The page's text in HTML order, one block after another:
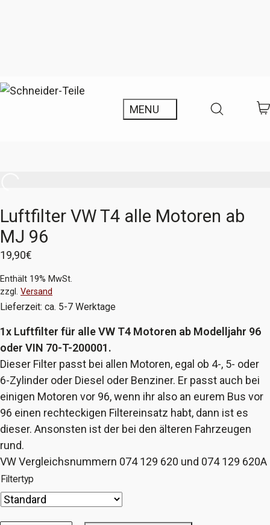
Luftfilter VW T4 alle Motoren ab
MJ 96
19,90€
Enthält 19% MwSt.
zzgl. Versand
Lieferzeit: ca. 5-7 Werktage
1x Luftfilter für alle VW T4 Motoren ab Modelljahr 96
oder VIN 70-T-200001.
Dieser Filter passt bei allen Motoren, egal ob 4-, 5- oder
6-Zylinder oder Diesel oder Benziner. Er passt auch bei
einigen Motoren vor 96, wenn ihr also an eurem Bus vor
96 einen rechteckigen Filtereinsatz habt, dann ist es
dieser. Ansonsten ist der bei den älteren Fahrzeugen
rund.
VW Vergleichsnummern 074 129 620 und 074 129 620A
Filtertyp